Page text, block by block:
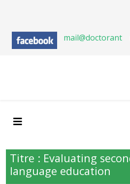
mail@doctorant
Titre : Evaluating
language education